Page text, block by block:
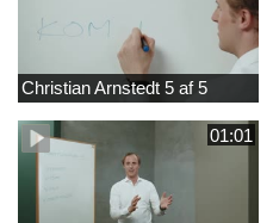
Christian Arnstedt 5 af 5
01:01